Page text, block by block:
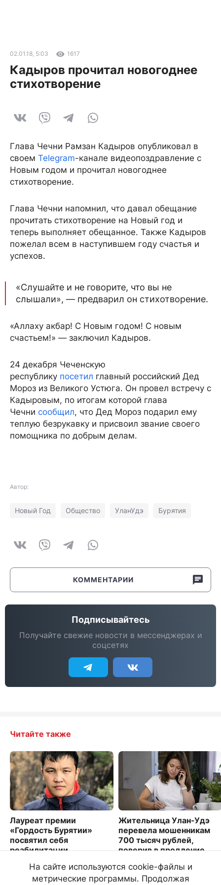
02.01.18, 5:03 1617
Кадыров прочитал новогоднее
стихотворение
Глава Чечни Рамзан Кадыров опубликовал в
своем Telegram-канале видеопоздравление с
Новым годом и прочитал новогоднее
стихотворение.
Глава Чечни напомнил, что давал обещание
прочитать стихотворение на Новый год и
теперь выполняет обещанное. Также Кадыров
пожелал всем в наступившем году счастья и
успехов.
«Слушайте и не говорите, что вы не
слышали», — предварил он стихотворение.
«Аллаху акбар! С Новым годом! С новым
счастьем!» — заключил Кадыров.
24 декабря Чеченскую
республику посетил главный российский Дед
Мороз из Великого Устюга. Он провел встречу с
Кадыровым, по итогам которой глава
Чечни сообщил, что Дед Мороз подарил ему
теплую безрукавку и присвоил звание своего
помощника по добрым делам.
Автор:
Новый Год Общество УланУдэ Бурятия
КОММЕНТАРИИ
Подписывайтесь
Получайте свежие новости в мессенджерах и
соцсетях
Читайте также
Лауреат премии
«Гордость Бурятии»
посвятил себя
реабилитации
Жительница Улан-Удэ
перевела мошенникам
700 тысяч рублей,
поверив в продление
3521
На сайте используются cookie-файлы и
метрические программы. Продолжая